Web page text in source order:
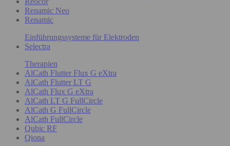
Renamic Neo
Renamic
Einführungssysteme für Elektroden
Selectra
Therapien
AlCath Flutter Flux G eXtra
AlCath Flutter LT G
AlCath Flux G eXtra
AlCath LT G FullCircle
AlCath G FullCircle
AlCath FullCircle
Qubic RF
Qiona